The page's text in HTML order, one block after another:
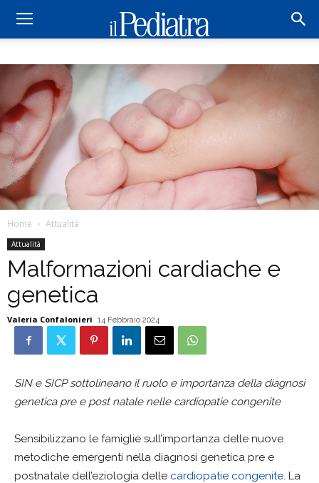
Home Attualità
Attualità
Malformazioni cardiache e
genetica
Valeria Confalonieri 14 Febbraio 2024
SIN e SICP sottolineano il ruolo e importanza della diagnosi
genetica pre e post natale nelle cardiopatie congenite
Sensibilizzano le famiglie sull’importanza delle nuove
metodiche emergenti nella diagnosi genetica pre e
postnatale dell’eziologia delle cardiopatie congenite. La